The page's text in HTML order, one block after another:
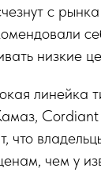
с
низкие
линейка
что
чем у